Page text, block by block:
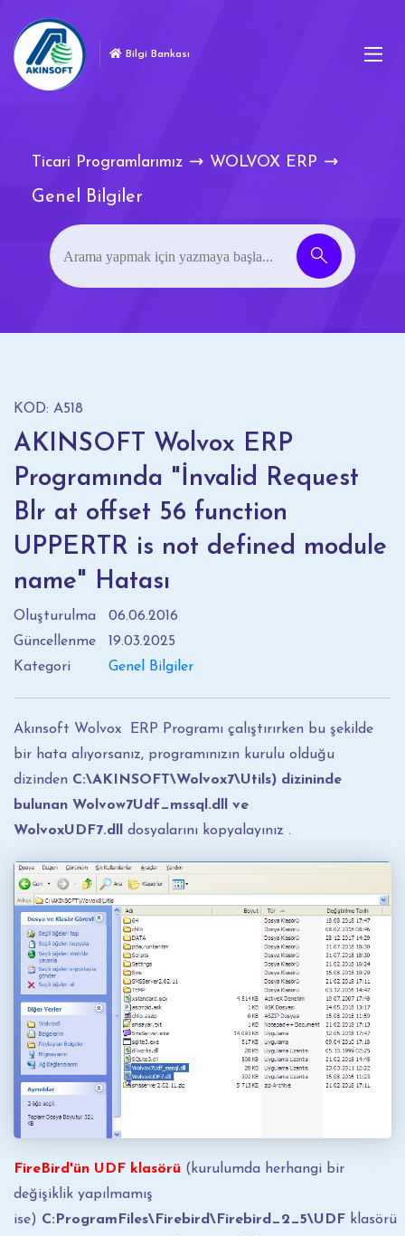
Bilgi Bankası
Ticari Programlarımız WOLVOX ERP
Genel Bilgiler
KOD: A518
AKINSOFT Wolvox ERP
Programında "İnvalid Request
Blr at offset 56 function
UPPERTR is not defined module
name" Hatası
Oluşturulma
06.06.2016
Güncellenme
19.03.2025
Kategori
Genel Bilgiler
Akınsoft Wolvox ERP Programı çalıştırırken bu şekilde
bir hata alıyorsanız, programınızın kurulu olduğu
dizinden C:\AKINSOFT\Wolvox7\Utils) dizininde
bulunan Wolvow7Udf_mssql.dll ve
WolvoxUDF7.dll
dosyalarını kopyalayınız .
FireBird'ün UDF klasörü (kurulumda herhangi bir
değişiklik yapılmamış
ise) C:ProgramFiles\Firebird\Firebird_2_5\UDF klasörü